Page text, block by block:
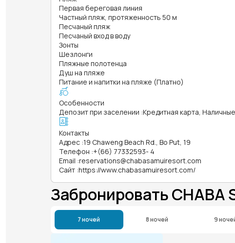
Первая береговая линия
Частный пляж, протяженность 50 м
Песчаный пляж
Песчаный вход в воду
Зонты
Шезлонги
Пляжные полотенца
Душ на пляже
Питание и напитки на пляже (Платно)
Особенности
Депозит при заселении :Кредитная карта,
Контакты
Адрес :19 Chaweng Beach Rd., Bo Put, 19
Телефон :+(66) 77332593- 4
Email :reservations@chabasamuiresort.com
Сайт :https://www.chabasamuiresort.com/
Забронировать CHABA
7 ночей 8 ночей 9